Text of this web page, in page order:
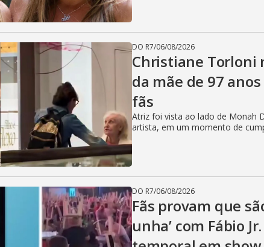
DO R7/06/08/2026
Christiane Torloni
da mãe de 97
fãs
Atriz foi vista ao lado de Monah
artista, em um momento de
DO R7/06/08/2026
Fãs provam que
unha’ com Fábio